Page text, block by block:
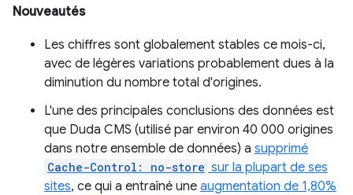
Nouveautés
Les chiffres sont globalement stables ce mois-ci,
avec de légères variations probablement dues à la
diminution du nombre total d'origines.
L'une des principales conclusions des données est
que Duda CMS (utilisé par environ 40 000 origines
dans notre ensemble de données) a supprimé
Cache-Control: no-store sur la plupart de ses
sites, ce qui a entraîné une augmentation de 1,80%